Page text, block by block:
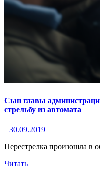
Сын главы
стрельбу из автомата
30.09.2019
Перестрелка произошла в
Читать